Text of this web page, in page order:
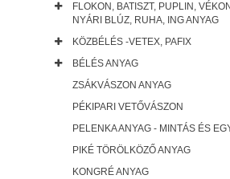
FLOKON, BATISZT, PUPLIN,
NYÁRI BLÚZ, RUHA, ING ANYAG
KÖZBÉLÉS -VETEX, PAFIX
BÉLÉS ANYAG
ZSÁKVÁSZON ANYAG
PÉKIPARI VETŐVÁSZON
PELENKA ANYAG - MINTÁS ÉS
PIKÉ TÖRÖLKÖZŐ ANYAG
KONGRÉ ANYAG